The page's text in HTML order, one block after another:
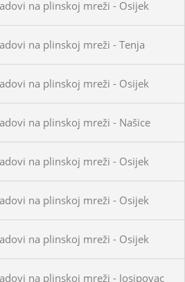
na plinskoj mreži - Osijek
na plinskoj mreži - Tenja
na plinskoj mreži - Osijek
na plinskoj mreži - Našice
na plinskoj mreži - Osijek
na plinskoj mreži - Osijek
na plinskoj mreži - Osijek
na plinskoj mreži - Josipovac